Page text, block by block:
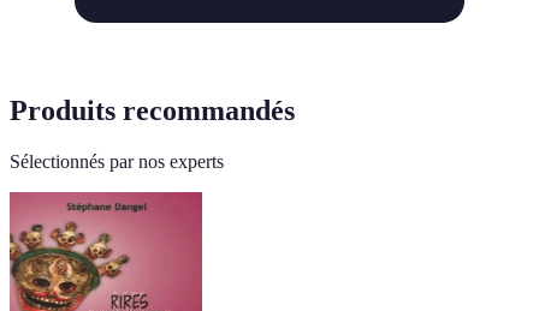
Produits recommandés
Sélectionnés par nos experts